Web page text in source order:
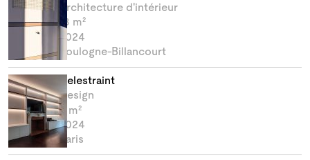
Architecture d'intérieur
18 m²
2024
Boulogne-Billancourt
Delestraint
Design
0 m²
2024
Paris